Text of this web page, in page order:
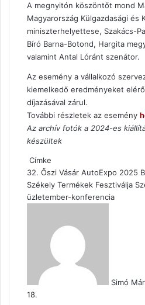
A megnyitón köszöntőt mond
Magyarország Külgazdasági és
miniszterhelyettese, Szakács-
Bíró Barna-Botond, Hargita
valamint Antal Lóránt szenátor.
Az esemény a vállalkozó
kiemelkedő eredményeket
díjazásával zárul.
További részletek az esemény
Az archív fotók a 2024-es
készültek
Címke
32. Őszi Vásár AutoExpo 2025
Székely Termékek Fesztiválja
üzletember-konferencia
Simó
18.